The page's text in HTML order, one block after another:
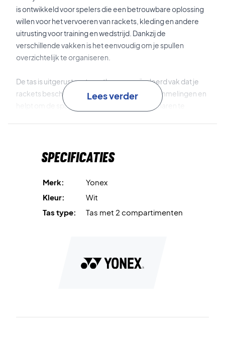
is ontwikkeld voor spelers die een betrouwbare oplossing
willen voor het vervoeren van rackets, kleding en andere
uitrusting voor training en wedstrijd. Dankzij de
verschillende vakken is het eenvoudig om je spullen
overzichtelijk te organiseren.
De tas is uitgerust met een thermo-geïsoleerd vak dat je
rackets beschermt tegen temperatuurschommelingen en
helpt om de spanning en prestaties van de snaren te
schouderbanden maken het mogelijk om de tas
temperatuurverschillen.
Afzonderlijk schoenenvak houdt schoenen gescheiden
Lees verder
Specificaties
Merk:
Yonex
Kleur:
Wit
Tas type:
Tas met 2 compartimenten